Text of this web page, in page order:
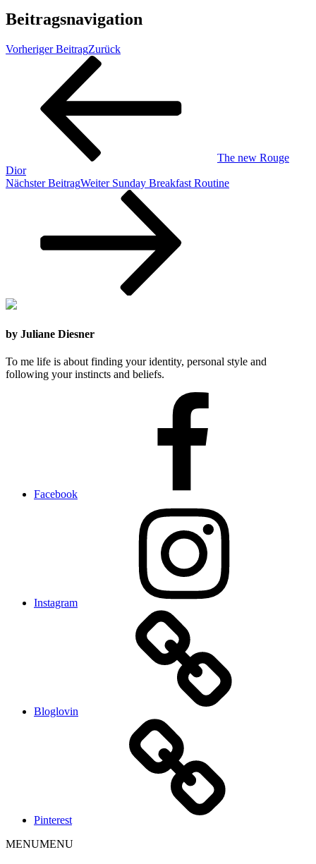
Beitragsnavigation
Vorheriger BeitragZurück
The new Rouge
Dior
Nächster BeitragWeiter Sunday Breakfast Routine
by Juliane Diesner
To me life is about finding your identity, personal style and
following your instincts and beliefs.
Facebook
Instagram
Bloglovin
Pinterest
MENUMENU